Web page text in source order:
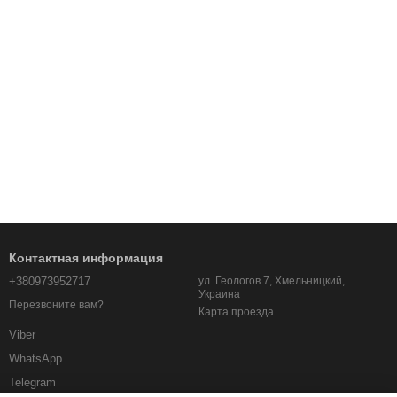
Контактная информация
+380973952717
Перезвоните вам?
Viber
WhatsApp
Telegram
ул. Геологов 7, Хмельницкий,
Украина
Карта проезда